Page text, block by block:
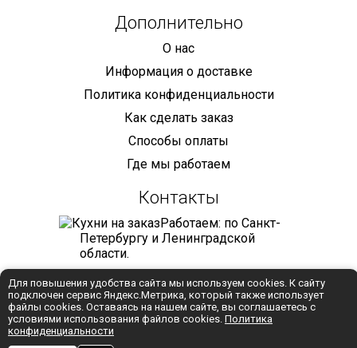
Дополнительно
О нас
Информация о доставке
Политика конфиденциальности
Как сделать заказ
Способы оплаты
Где мы работаем
Контакты
Работаем: по Санкт-
Петербургу и Ленинградской
области.
+7 (921) 905-68-59
info@mebelmaniya.com
Для повышения удобства сайта мы используем cookies. К сайту
подключен сервис Яндекс.Метрика, который также использует
файлы cookies. Оставаясь на нашем сайте, вы соглашаетесь с
условиями использования файлов cookies. Политика
конфиденциальности